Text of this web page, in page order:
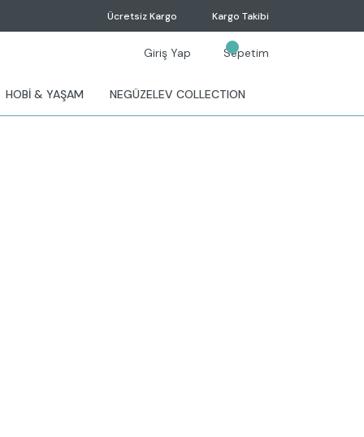
Ücretsiz Kargo Kargo Takibi
Giriş Yap Sepetim
HOBİ & YAŞAM NEGÜZELEV COLLECTION